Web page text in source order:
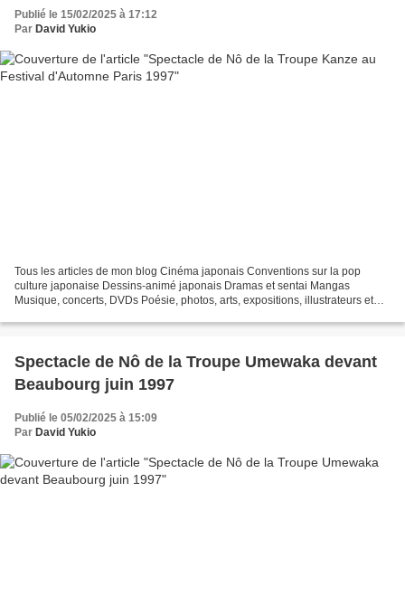
Publié le 15/02/2025 à 17:12
Par David Yukio
Tous les articles de mon blog Cinéma japonais Conventions sur la pop
culture japonaise Dessins-animé japonais Dramas et sentai Mangas
Musique, concerts, DVDs Poésie, photos, arts, expositions, illustrateurs et
Spectacle de Nô de la Troupe Umewaka devant
Beaubourg juin 1997
Publié le 05/02/2025 à 15:09
Par David Yukio